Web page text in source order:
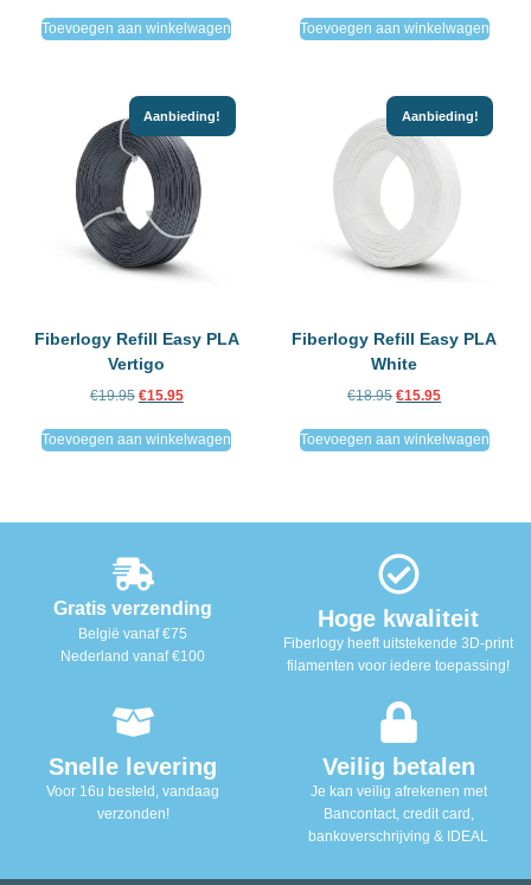
Toevoegen aan winkelwagen Toevoegen aan winkelwagen
Aanbieding!
Fiberlogy Refill Easy PLA
Vertigo
€19.95 €15.95
Toevoegen aan winkelwagen
Aanbieding!
Fiberlogy Refill Easy PLA
White
€18.95 €15.95
Toevoegen aan winkelwagen
Gratis verzending
België vanaf €75
Nederland vanaf €100
Hoge kwaliteit
Fiberlogy heeft uitstekende 3D-print
filamenten voor iedere toepassing!
Snelle levering
Voor 16u besteld, vandaag
verzonden!
Veilig betalen
Je kan veilig afrekenen met
Bancontact, credit card,
bankoverschrijving & IDEAL